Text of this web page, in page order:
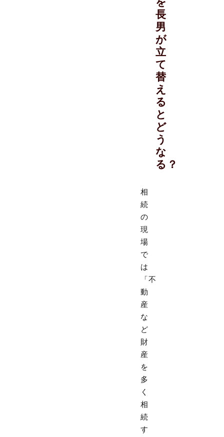
長
男
が
立
て
替
え
る
と
ど
う
な
る？
相
続
の
現
場
で
は
「不
動
産
な
ど
財
産
を
多
く
相
続
す